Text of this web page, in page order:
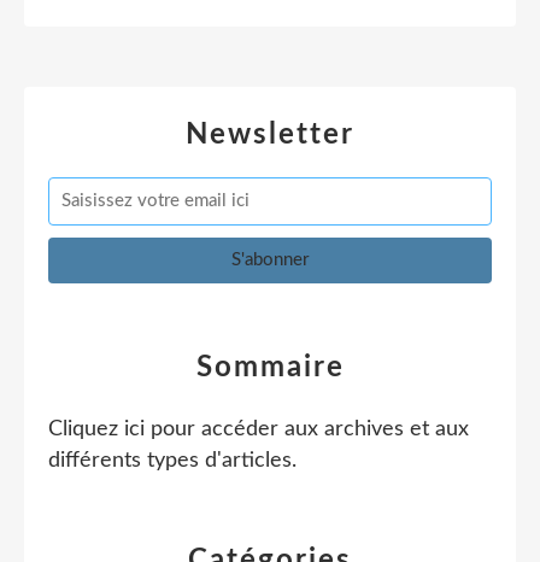
Newsletter
Sommaire
Cliquez ici pour accéder aux archives et aux
différents types d'articles.